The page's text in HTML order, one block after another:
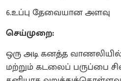
6.உப்பு தேவையான அளவு
செய்முறை:
ஒரு அடி கனத்த வாணலியில்
மற்றும் கடலைப் பருப்பை